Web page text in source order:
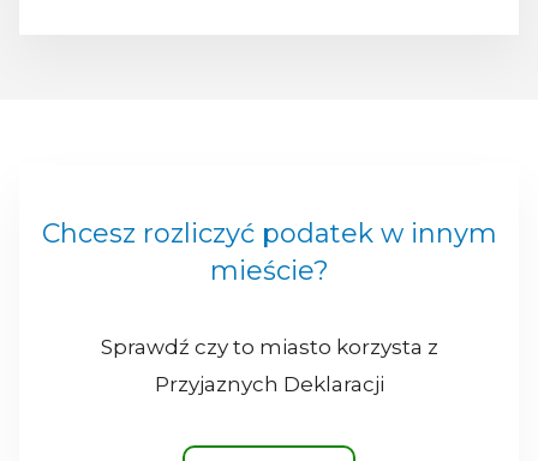
Chcesz rozliczyć podatek w innym
mieście?
Sprawdź czy to miasto korzysta z
Przyjaznych Deklaracji